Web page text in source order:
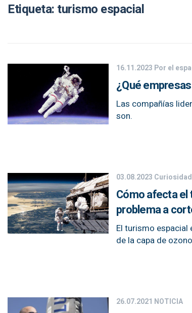
Etiqueta: turismo espacial
16.11.2023 Por el
¿Qué
Las compañías
son.
03.08.2023 Curiosidad
Cómo afecta el
problema a
El turismo
de la capa de
26.07.2021 NOTICIA